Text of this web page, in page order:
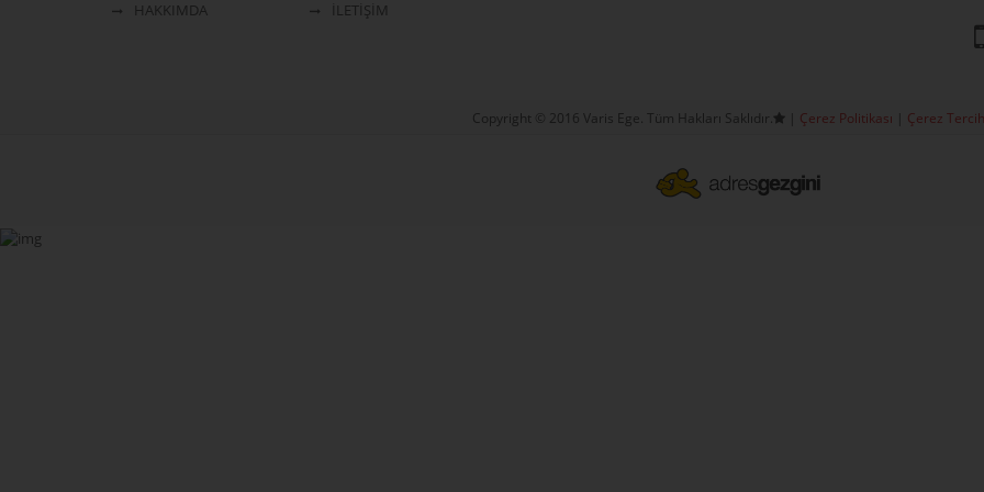
HAKKIMDA İLETİŞİM
Copyright © 2016 Varis Ege. Tüm Hakları Saklıdır. Çerez Politikası Çerez